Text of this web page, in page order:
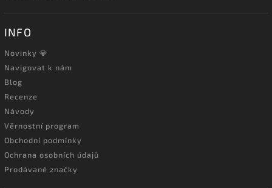
INFO
Novinky 💎
Navigovat k nám
Blog
Recenze
Návody
Věrnostní program
Obchodní podmínky
Ochrana osobních údajů
Prodávané značky